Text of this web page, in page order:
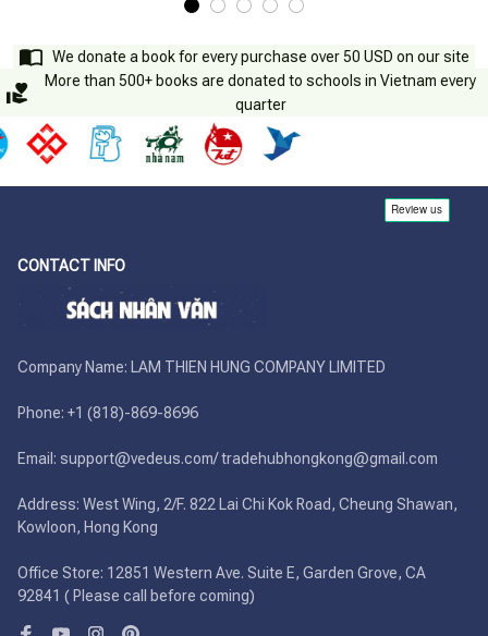
We donate a book for every purchase over 50 USD on our site
More than 500+ books are donated to schools in Vietnam every
quarter
CONTACT INFO
Company Name: LAM THIEN HUNG COMPANY LIMITED
Phone: +1 (818)-869-8696
Email: support@vedeus.com/ tradehubhongkong@gmail.com
Address: West Wing, 2/F. 822 Lai Chi Kok Road, Cheung Shawan,
Kowloon, Hong Kong
Office Store: 12851 Western Ave. Suite E, Garden Grove, CA
92841 ( Please call before coming)